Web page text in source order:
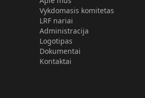
Vykdomasis komitetas
LRF nariai
Administracija
Logotipas
Dokumentai
Kontaktai